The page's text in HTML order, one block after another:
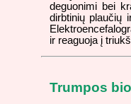
deguonimi bei
dirbtinių plaučių
ir reaguoja į
Trumpos